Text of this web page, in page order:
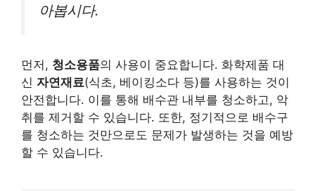
아봅시다.
먼저, 청소용품의 사용이 중요합니다. 화학제품 대
신 자연재료(식초, 베이킹소다 등)를 사용하는 것이
안전합니다. 이를 통해 배수관 내부를 청소하고, 악
취를 제거할 수 있습니다. 또한, 정기적으로 배수구
를 청소하는 것만으로도 문제가 발생하는 것을 예방
할 수 있습니다.